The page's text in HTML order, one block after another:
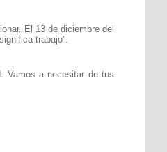
El 13 de diciembre del
trabajo”.
Vamos a necesitar de tus